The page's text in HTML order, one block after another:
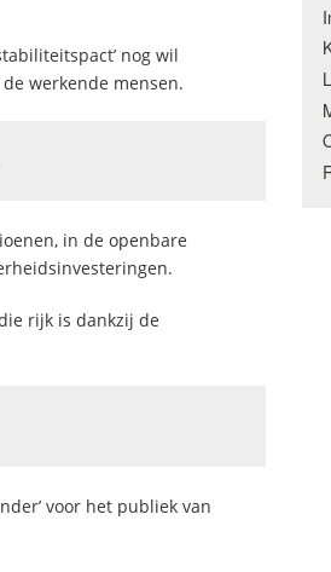
nog wil
werkende mensen.
in de openbare
rijk is dankzij de
voor het publiek van